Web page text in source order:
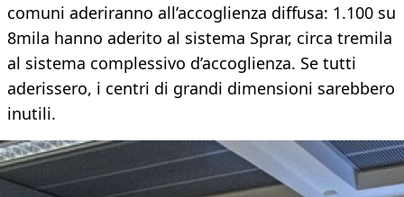
comuni aderiranno all’accoglienza diffusa: 1.100 su
8mila hanno aderito al sistema Sprar, circa tremila
al sistema complessivo d’accoglienza. Se tutti
aderissero, i centri di grandi dimensioni sarebbero
inutili.